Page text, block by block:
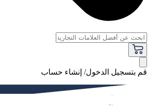
قم بتسجيل الدخول/ إنشاء حساب
فاخر
النساء
الرجال